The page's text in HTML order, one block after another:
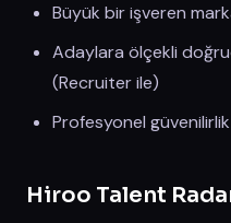
Büyük bir işveren
Adaylara ölçekli
(Recruiter ile)
Profesyonel
Hiroo Talent